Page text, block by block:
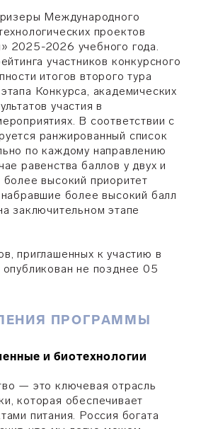
Международного
проектов
2025-2026 учебного года.
участников конкурсного
итогов второго тура
Конкурса, академических
участия в
В соответствии с
ранжированный список
по каждому направлению
равенства баллов у двух и
более высокий приоритет
более высокий балл
заключительном этапе
приглашенных к участию в
не позднее 05
ПРОГРАММЫ
и биотехнологии
— это ключевая отрасль
которая обеспечивает
питания. Россия богата